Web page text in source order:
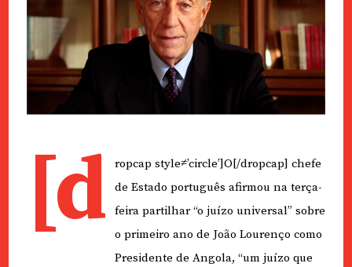
[d
ropcap style≠’circle’]O[/dropcap] chefe
de Estado português afirmou na terça-
feira partilhar “o juízo universal” sobre
o primeiro ano de João Lourenço como
Presidente de Angola, “um juízo que